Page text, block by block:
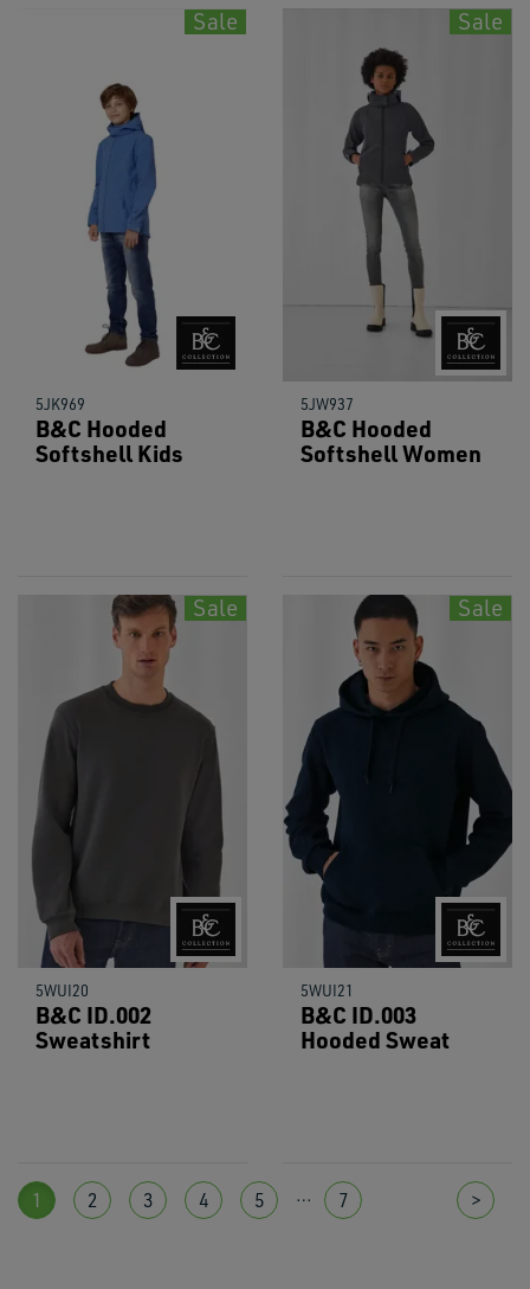
Sale
5JK969
B&C Hooded
Softshell Kids
Sale
5JW937
B&C Hooded
Softshell Women
Sale
5WUI20
B&C ID.002
Sweatshirt
Sale
5WUI21
B&C ID.003
Hooded Sweat
1 2 3 4 5 … 7 >